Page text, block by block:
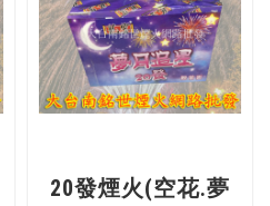
20發煙火(空花.夢